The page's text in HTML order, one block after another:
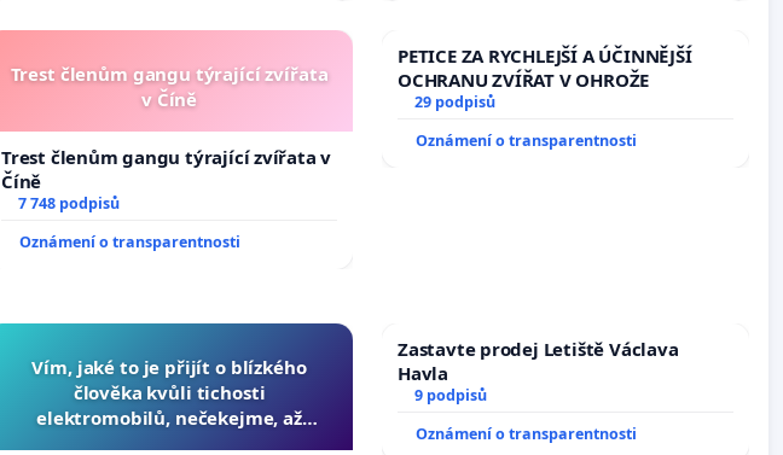
Trest členům gangu týrající zvířata
v Číně
Trest členům gangu týrající zvířata v
Číně
7 748 podpisů
Oznámení o transparentnosti
PETICE ZA RYCHLEJŠÍ A ÚČINNĚJŠÍ
OCHRANU ZVÍŘAT V OHROŽE
29 podpisů
Oznámení o transparentnosti
Vím, jaké to je přijít o blízkého
člověka kvůli tichosti
elektromobilů, nečekejme, až
Zastavte prodej Letiště Václava
Havla
9 podpisů
Oznámení o transparentnosti